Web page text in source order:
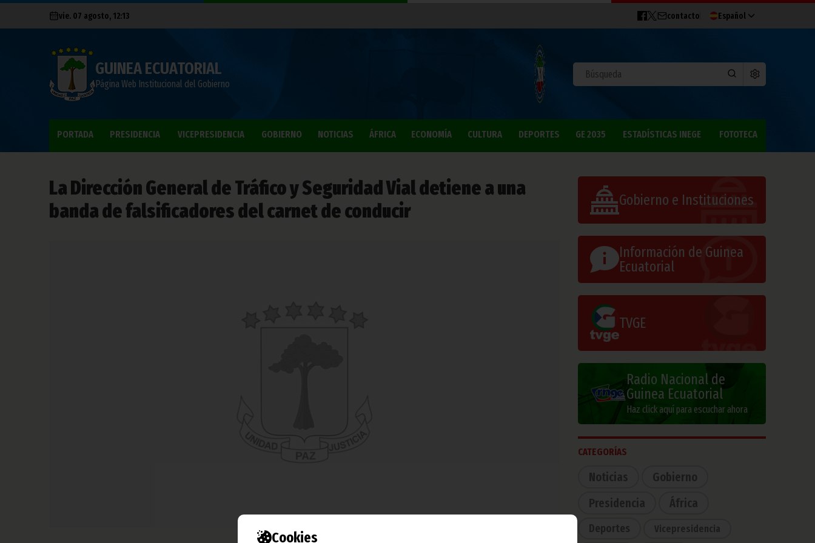
Cookies
vie. 07 agosto, 12:13 contacto Español
GUINEA ECUATORIAL
Página Web Institucional del Gobierno
PORTADA PRESIDENCIA VICEPRESIDENCIA GOBIERNO NOTICIAS ÁFRICA ECONOMÍA CULTURA DEPORTES GE 2035 ESTADÍSTICAS INEGE FOTOTECA
La Dirección General de Tráfico y Seguridad Vial detiene a una
banda de falsificadores del carnet de conducir
Gobierno e Instituciones
Información de Guinea
Ecuatorial
TVGE
Radio Nacional de
Guinea Ecuatorial
Haz click aquí para escuchar ahora
CATEGORÍAS
Noticias
Gobierno
Presidencia
África
Deportes Vicepresidencia